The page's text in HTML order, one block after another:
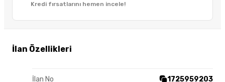
Kredi fırsatlarını hemen incele!
İlan Özellikleri
İlan No 1725959203